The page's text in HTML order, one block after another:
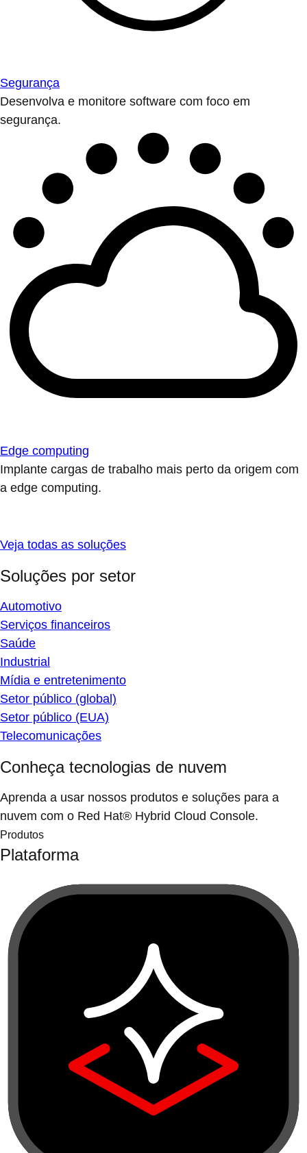
Segurança
Desenvolva e monitore software com foco em
segurança.
Edge computing
Implante cargas de trabalho mais perto da origem com
a edge computing.
Veja todas as soluções
Soluções por setor
Automotivo
Serviços financeiros
Saúde
Industrial
Mídia e entretenimento
Setor público (global)
Setor público (EUA)
Telecomunicações
Conheça tecnologias de nuvem
Aprenda a usar nossos produtos e soluções para a
nuvem com o Red Hat® Hybrid Cloud Console.
Produtos
Plataforma